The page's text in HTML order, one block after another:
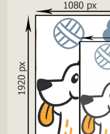
Nagyon fontos, hogy jó
fényviszonyokkal